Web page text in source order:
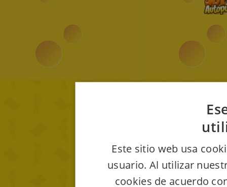
Este sitio web usa
usuario. Al utilizar
cookies de acuerdo